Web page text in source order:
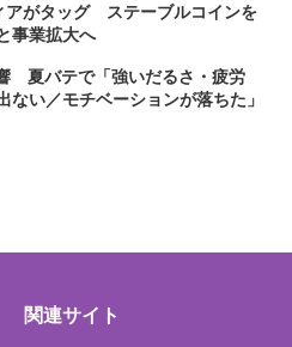
アがタッグ ステーブルコインを
事業拡大へ
夏バテで「強いだるさ・疲労
い／モチベーションが落ちた」
関連サイト